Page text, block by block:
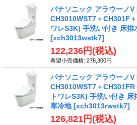
パナソニック アラウーノ
CH3010WST7＋CH301F
ワレS3K) 手洗い付き 床排
[xch3013wstk7]
122,236円 (税込)
希望小売価格: 278,300円
パナソニック アラウーノ
CH3010WST7＋
トワレS3K) 手洗い付き
寒冷地[xch3013rwstk7]
126,821円 (税込)